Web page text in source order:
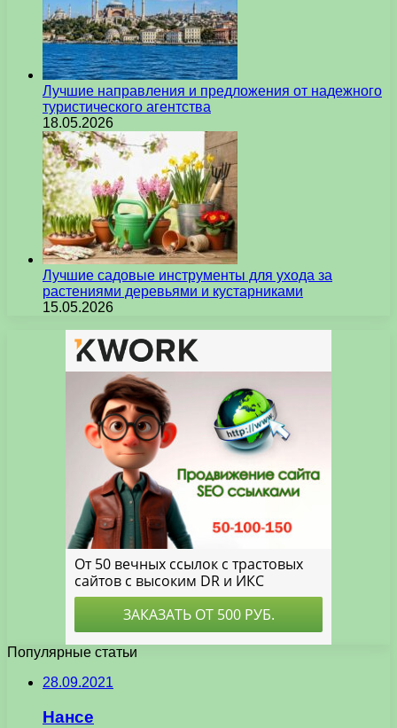
Лучшие направления и предложения от надежного
туристического агентства
18.05.2026
Лучшие садовые инструменты для ухода за
растениями деревьями и кустарниками
15.05.2026
Популярные статьи
28.09.2021
Нансе